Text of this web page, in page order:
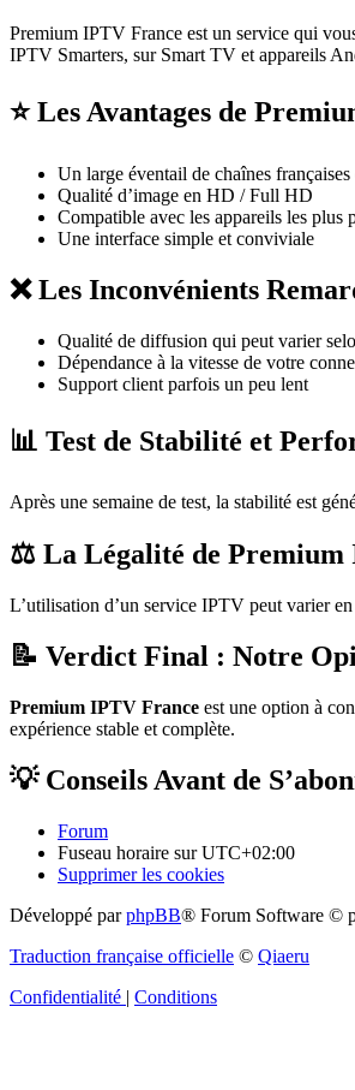
Premium IPTV France est un service qui
IPTV Smarters, sur Smart TV et appareils
⭐ Les Avantages de
Un large éventail de chaînes
Qualité d’image en HD / Full HD
Compatible avec les appareils les
Une interface simple et conviviale
❌ Les Inconvénients
Qualité de diffusion qui peut varier
Dépendance à la vitesse de votre
Support client parfois un peu lent
📊 Test de Stabilité et
Après une semaine de test, la stabilité est
⚖️ La Légalité de Premium
L’utilisation d’un service IPTV peut varier
📝 Verdict Final : Notre
Premium IPTV France est une option à
expérience stable et complète.
💡 Conseils Avant de
Forum
Fuseau horaire surUTC+02:00
Supprimer les cookies
Développé parphpBB® Forum Software ©
Traduction française officielle © Qiaeru
Confidentialité | Conditions